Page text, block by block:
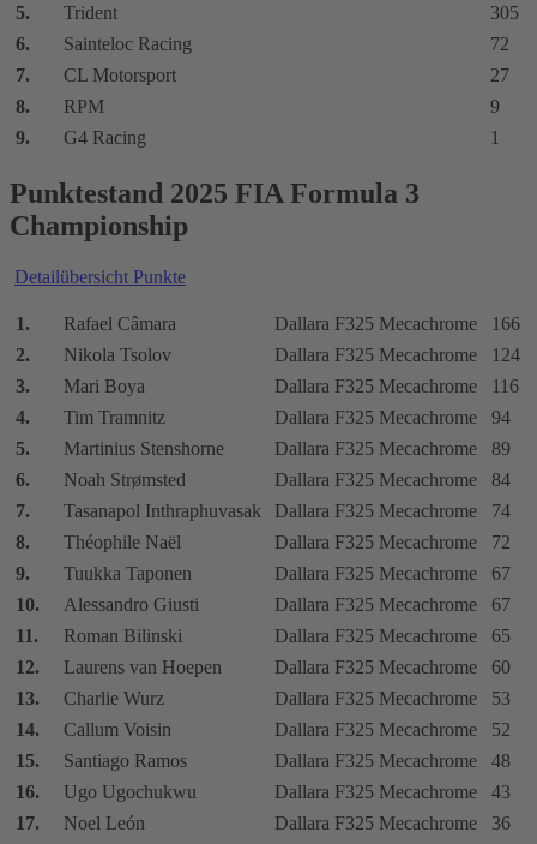
5.
Trident
305
6.
Sainteloc Racing
72
7.
CL Motorsport
27
8.
RPM
9
9.
G4 Racing 1
Punktestand 2025 FIA Formula 3
Championship
Detailübersicht Punkte
1. Rafael Câmara Dallara F325 Mecachrome
166
2.
Nikola Tsolov Dallara F325 Mecachrome
124
3.
Mari Boya Dallara F325 Mecachrome
116
4.
Tim Tramnitz Dallara F325 Mecachrome
94
5.
Martinius Stenshorne Dallara F325 Mecachrome
89
6.
Noah Strømsted Dallara F325 Mecachrome
84
7.
Tasanapol Inthraphuvasak Dallara F325 Mecachrome
74
8.
Théophile Naël Dallara F325 Mecachrome
72
9.
Tuukka Taponen Dallara F325 Mecachrome
67
10.
Alessandro Giusti Dallara F325 Mecachrome
67
11.
Roman Bilinski Dallara F325 Mecachrome
65
12.
Laurens van Hoepen Dallara F325 Mecachrome
60
13.
Charlie Wurz Dallara F325 Mecachrome
53
14.
Callum Voisin Dallara F325 Mecachrome
52
15.
Santiago Ramos Dallara F325 Mecachrome
48
16.
Ugo Ugochukwu Dallara F325 Mecachrome
43
17.
Noel León Dallara F325 Mecachrome 36